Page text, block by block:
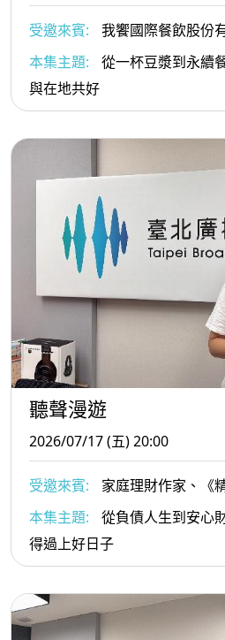
受邀來賓:
我饗國際餐飲股份
豆坊創辦人 蔡明儒
本集主題:
從一杯豆漿到永續
與在地共好
聽聲漫遊
2026/07/17 (五) 20:00
受邀來賓:
家庭理財作家、《
Podcast 主持人 精算媽咪珊迪
本集主題:
從負債人生到安心
得過上好日子